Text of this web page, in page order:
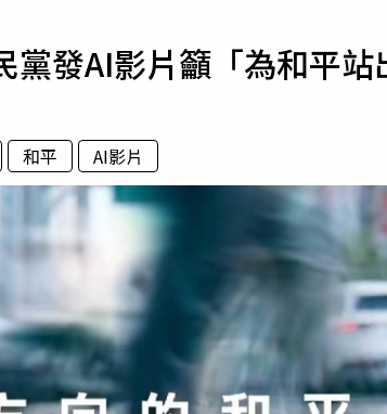
欄
勢力
運勢
發AI影片籲「為和平站
和平 AI影片